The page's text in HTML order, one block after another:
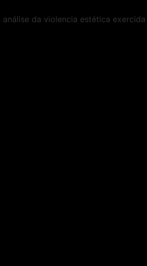
da violencia estética